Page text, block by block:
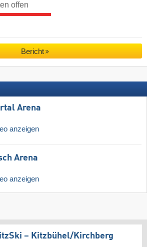
offen
Bericht
Arena
anzeigen
Arena
anzeigen
– Kitzbühel/​Kirchberg